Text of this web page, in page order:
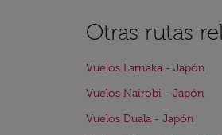
Otras rutas
Vuelos Larnaka - Japón
Vuelos Nairobi - Japón
Vuelos Duala - Japón